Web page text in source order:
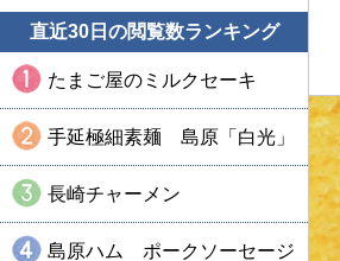
直近30日の閲覧数ランキング
たまご屋のミルクセーキ
手延極細素麺 島原「白光」
長崎チャーメン
島原ハム ポークソーセージ